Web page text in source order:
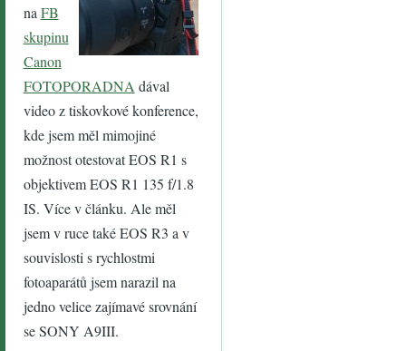
naFB
skupinu
Canon
FOTOPORADNA dával
video z tiskovkové konference,
kde jsem měl mimojiné
možnost otestovat EOS R1 s
objektivem EOS R1 135 f/1.8
IS. Více v článku. Ale měl
jsem v ruce také EOS R3 a v
souvislosti s rychlostmi
fotoaparátů jsem narazil na
jedno velice zajímavé srovnání
se SONY A9III.